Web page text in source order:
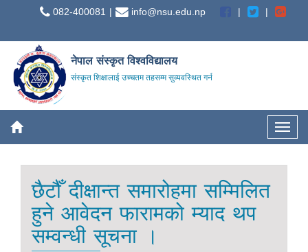
082-400081 info@nsu.edu.np
नेपाल संस्कृत विश्वविद्यालय
संस्कृत शिक्षालाई उच्चतम तहसम्म सुव्यवस्थित गर्न
छैटौँ दीक्षान्त समारोहमा सम्मिलित
हुने आवेदन फारामको म्याद थप
सम्वन्धी सूचना ।